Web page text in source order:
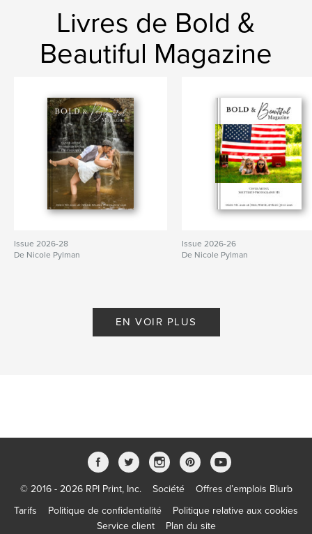
Livres de Bold &
Beautiful Magazine
Issue 2026-28
De Nicole Pylman
Issue 2026-26
De Nicole Pylman
EN VOIR PLUS
© 2016 - 2026 RPI Print, Inc. Société
Offres d’emplois Blurb
Tarifs
Politique de confidentialité
Politique relative aux cookies
Service client
Plan du site